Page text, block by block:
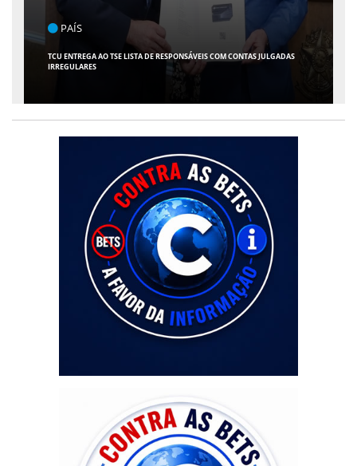
PAÍS
TCU ENTREGA AO TSE LISTA DE RESPONSÁVEIS COM CONTAS JULGADAS
IRREGULARES